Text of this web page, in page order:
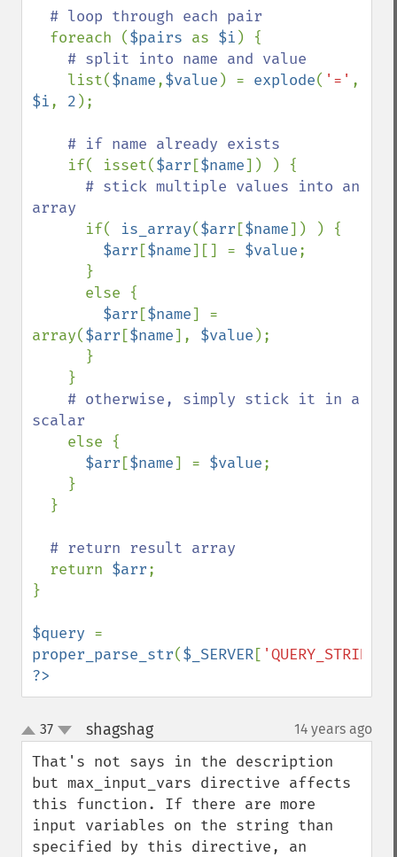
# loop through each pair
foreach ($pairs as $i ) {
# split into name and value
list($name,$value ) = explode( '='
$i, 2 );
# if name already exists
if( isset($arr [$name]) ) {
# stick multiple values into an
array
if( is_array($arr [$name]) ) {
$arr [$name][] = $value;
$arr [$name] =
array($arr [$name], $value );
# otherwise, simply stick it in a
scalar
else {
$arr [$name] = $value;
# return result array
return $arr;
}
$query
proper_parse_str($_SERVER[ 'QUERY_STRING'
?>
up
down
37 shagshag¶ 14 years ago
That's not says in the description
but max_input_vars directive affects
this function. If there are more
input variables on the string than
specified by this directive, an